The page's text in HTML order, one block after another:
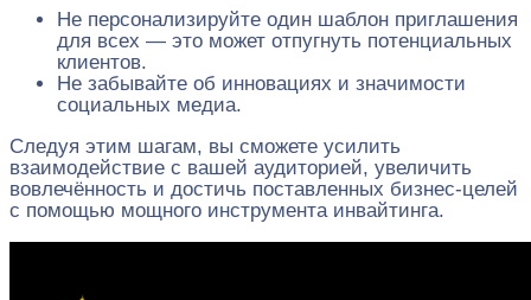
Не персонализируйте один шаблон приглашения
для всех — это может отпугнуть потенциальных
клиентов.
Не забывайте об инновациях и значимости
социальных медиа.
Следуя этим шагам, вы сможете усилить
взаимодействие с вашей аудиторией, увеличить
вовлечённость и достичь поставленных бизнес-целей
с помощью мощного инструмента инвайтинга.